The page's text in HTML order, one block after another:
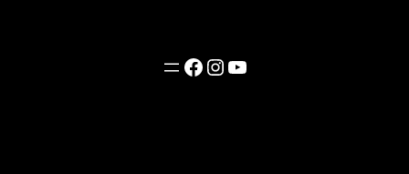
Facebook
Instagram
YouTube